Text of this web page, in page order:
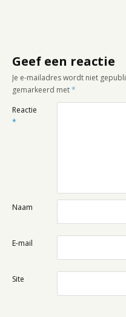
Geef een reactie
Je e-mailadres wordt niet
gemarkeerd met*
Reactie
*
Naam
E-mail
Site